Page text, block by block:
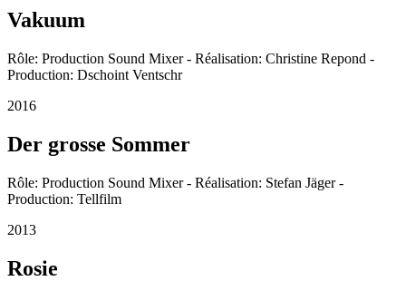
Vakuum
Rôle: Production Sound Mixer - Réalisation: Christine Repond -
Production: Dschoint Ventschr
2016
Der grosse Sommer
Rôle: Production Sound Mixer - Réalisation: Stefan Jäger -
Production: Tellfilm
2013
Rosie